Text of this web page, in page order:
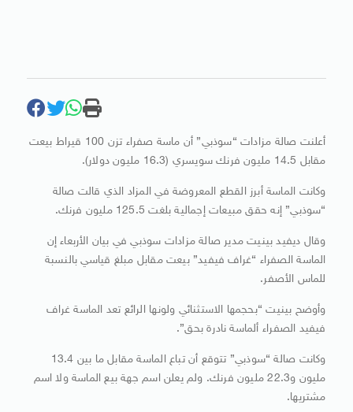
أعلنت صالة مزادات “سوذبي” أن ماسة صفراء تزن 100 قيراط بيعت
مقابل 14.5 مليون فرنك سويسري (16.3 مليون دولار).
وكانت الماسة أبرز القطع المعروضة في المزاد الذي قالت صالة
“سوذبي” إنه حقق مبيعات إجمالية بلغت 125.5 مليون فرنك.
وقال ديفيد بينيت مدير صالة مزادات سوذبي في بيان الأربعاء إن
الماسة الصفراء “غراف فيفيد” بيعت مقابل مبلغ قياسي بالنسبة
للماس الأصفر.
وأوضح بينيت “بحجمها الاستثنائي ولونها الرائع تعد الماسة غراف
فيفيد الصفراء ألماسة نادرة بحق”.
وكانت صالة “سوذبي” تتوقع أن تباع الماسة مقابل ما بين 13.4
مليون و22.3 مليون فرنك. ولم يعلن اسم جهة بيع الماسة ولا اسم
مشتريها.